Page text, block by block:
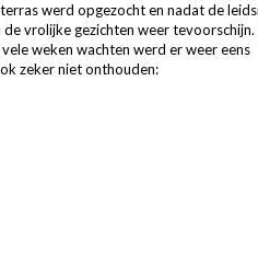
werd opgezocht en nadat de
vrolijke gezichten weer tevoorschijn.
weken wachten werd er weer eens
zeker niet onthouden: